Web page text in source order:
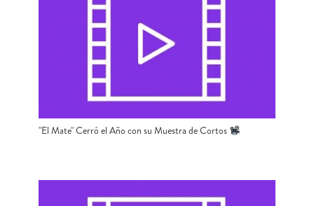
"El Mate" Cerró el Año con su Muestra de Cortos